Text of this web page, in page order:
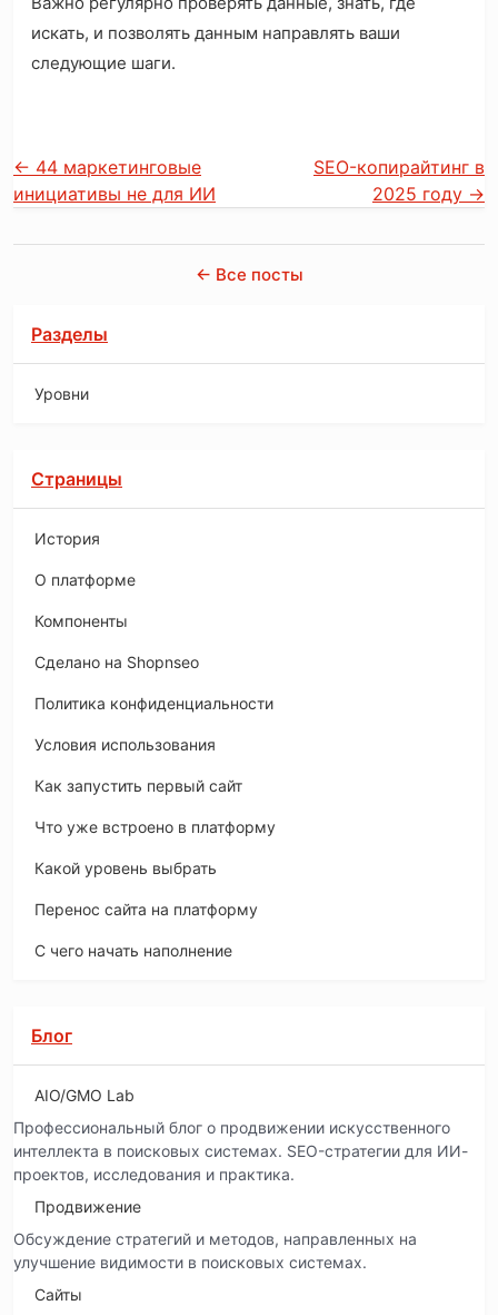
искать, и позволять данным направлять ваши
следующие шаги.
← 44 маркетинговые
инициативы не для ИИ
SEO-копирайтинг в
2025 году →
← Все посты
Разделы
Уровни
Страницы
История
O платформе
Компоненты
Сделано на Shopnseo
Политика конфиденциальности
Условия использования
Как запустить первый сайт
Что уже встроено в платформу
Какой уровень выбрать
Перенос сайта на платформу
С чего начать наполнение
Блог
AIO/GMO Lab
Профессиональный блог о продвижении искусственного
интеллекта в поисковых системах. SEO-стратегии для ИИ-
проектов, исследования и практика.
Продвижение
Обсуждение стратегий и методов, направленных на
улучшение видимости в поисковых системах.
Сайты